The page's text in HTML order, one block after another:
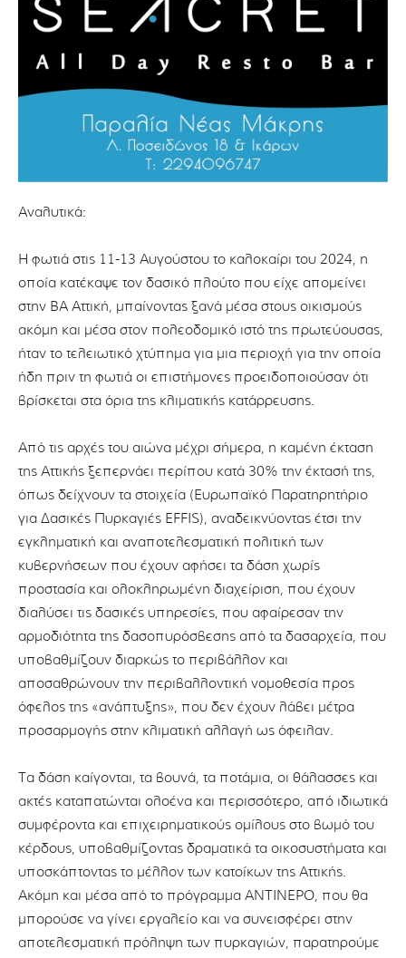
Αναλυτικά:
Η φωτιά στις 11-13 Αυγούστου το καλοκαίρι του 2024, η
οποία κατέκαψε τον δασικό πλούτο που είχε απομείνει
στην ΒΑ Αττική, μπαίνοντας ξανά μέσα στους οικισμούς
ακόμη και μέσα στον πολεοδομικό ιστό της πρωτεύουσας,
ήταν το τελειωτικό χτύπημα για μια περιοχή για την οποία
ήδη πριν τη φωτιά οι επιστήμονες προειδοποιούσαν ότι
βρίσκεται στα όρια της κλιματικής κατάρρευσης.
Από τις αρχές του αιώνα μέχρι σήμερα, η καμένη έκταση
της Αττικής ξεπερνάει περίπου κατά 30% την έκτασή της,
όπως δείχνουν τα στοιχεία (Ευρωπαϊκό Παρατηρητήριο
για Δασικές Πυρκαγιές EFFIS), αναδεικνύοντας έτσι την
εγκληματική και αναποτελεσματική πολιτική των
κυβερνήσεων που έχουν αφήσει τα δάση χωρίς
προστασία και ολοκληρωμένη διαχείριση, που έχουν
διαλύσει τις δασικές υπηρεσίες, που αφαίρεσαν την
αρμοδιότητα της δασοπυρόσβεσης από τα δασαρχεία, που
υποβαθμίζουν διαρκώς το περιβάλλον και
αποσαθρώνουν την περιβαλλοντική νομοθεσία προς
όφελος της «ανάπτυξης», που δεν έχουν λάβει μέτρα
προσαρμογής στην κλιματική αλλαγή ως όφειλαν.
Τα δάση καίγονται, τα βουνά, τα ποτάμια, οι θάλασσες και
ακτές καταπατώνται ολοένα και περισσότερο, από ιδιωτικά
συμφέροντα και επιχειρηματικούς ομίλους στο βωμό του
κέρδους, υποβαθμίζοντας δραματικά τα οικοσυστήματα και
υποσκάπτοντας το μέλλον των κατοίκων της Αττικής.
Ακόμη και μέσα από το πρόγραμμα ΑΝΤΙΝΕΡΟ, που θα
μπορούσε να γίνει εργαλείο και να συνεισφέρει στην
αποτελεσματική πρόληψη των πυρκαγιών, παρατηρούμε